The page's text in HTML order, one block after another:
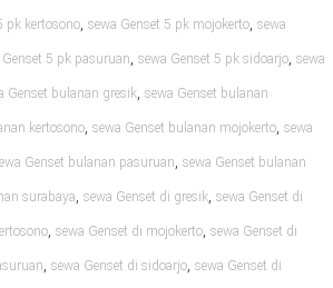
pk kertosono, sewa Genset 5 pk mojokerto, sewa
Genset 5 pk pasuruan, sewa Genset 5 pk sidoarjo, sewa
Genset bulanan gresik, sewa Genset bulanan
kertosono, sewa Genset bulanan mojokerto, sewa
Genset bulanan pasuruan, sewa Genset bulanan
surabaya, sewa Genset di gresik, sewa Genset di
, sewa Genset di mojokerto, sewa Genset di
, sewa Genset di sidoarjo, sewa Genset di